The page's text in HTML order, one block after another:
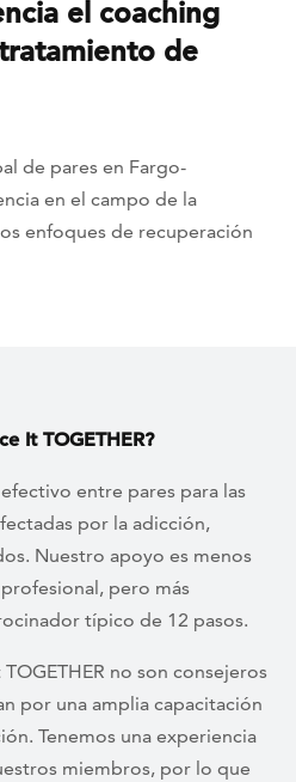
el coaching
de
de pares en Fargo-
en el campo de la
enfoques de recuperación
It TOGETHER?
entre pares para las
por la adicción,
Nuestro apoyo es menos
pero más
típico de 12 pasos.
no son consejeros
por una amplia capacitación
Tenemos una experiencia
miembros, por lo que